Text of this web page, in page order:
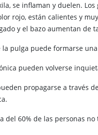
se inflaman y duelen.
rojo, están calientes y
y el bazo aumentan de
pulga puede formarse
pueden volverse
propagarse a través
del 60% de las personas